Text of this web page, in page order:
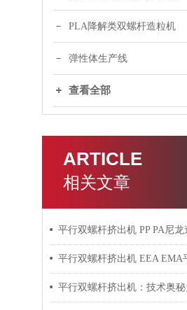
PLA降解类双螺杆造粒机
弹性体生产线
查看全部
ARTICLE
相关文章